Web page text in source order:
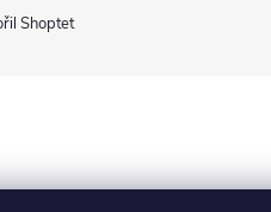
Shoptet